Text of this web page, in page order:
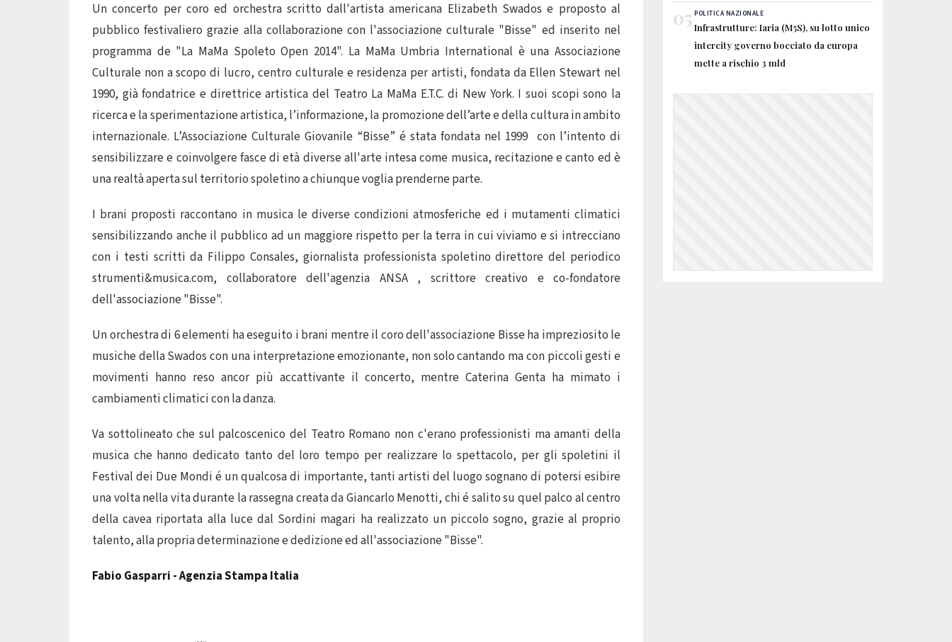
Un concerto per coro ed orchestra scritto dall'artista americana Elizabeth Swados e proposto al
pubblico festivaliero grazie alla collaborazione con l'associazione culturale "Bisse" ed inserito nel
programma de "La MaMa Spoleto Open 2014". La MaMa Umbria International è una Associazione
Culturale non a scopo di lucro, centro culturale e residenza per artisti, fondata da Ellen Stewart nel
1990, già fondatrice e direttrice artistica del Teatro La MaMa E.T.C. di New York. I suoi scopi sono la
ricerca e la sperimentazione artistica, l’informazione, la promozione dell’arte e della cultura in ambito
internazionale. L’Associazione Culturale Giovanile “Bisse” é stata fondata nel 1999 con l’intento di
sensibilizzare e coinvolgere fasce di età diverse all'arte intesa come musica, recitazione e canto ed è
una realtà aperta sul territorio spoletino a chiunque voglia prenderne parte.
I brani proposti raccontano in musica le diverse condizioni atmosferiche ed i mutamenti climatici
sensibilizzando anche il pubblico ad un maggiore rispetto per la terra in cui viviamo e si intrecciano
con i testi scritti da Filippo Consales, giornalista professionista spoletino direttore del periodico
strumenti&musica.com, collaboratore dell'agenzia ANSA , scrittore creativo e co-fondatore
dell'associazione "Bisse".
Un orchestra di 6 elementi ha eseguito i brani mentre il coro dell'associazione Bisse ha impreziosito le
musiche della Swados con una interpretazione emozionante, non solo cantando ma con piccoli gesti e
movimenti hanno reso ancor più accattivante il concerto, mentre Caterina Genta ha mimato i
cambiamenti climatici con la danza.
Va sottolineato che sul palcoscenico del Teatro Romano non c'erano professionisti ma amanti della
musica che hanno dedicato tanto del loro tempo per realizzare lo spettacolo, per gli spoletini il
Festival dei Due Mondi é un qualcosa di importante, tanti artisti del luogo sognano di potersi esibire
una volta nella vita durante la rassegna creata da Giancarlo Menotti, chi é salito su quel palco al centro
della cavea riportata alla luce dal Sordini magari ha realizzato un piccolo sogno, grazie al proprio
talento, alla propria determinazione e dedizione ed all'associazione "Bisse".
Fabio Gasparri - Agenzia Stampa Italia
05 POLITICA NAZIONALE
Infrastrutture: Iaria (M5S), su lotto unico
intercity governo bocciato da europa
mette a rischio 3 mld